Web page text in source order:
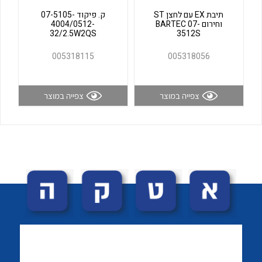
לכל מוצרי היצרן לכל מוצרי היצרן תיבת EX עם לחצן ST
וחירום BARTEC 07-
3512S
005318056
צפייה במוצר
ק. פיקוד 07-5105-
4004/0512-
32/2.5W2QS
005318115
צפייה במוצר